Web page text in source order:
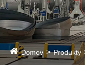
Domov Produkty